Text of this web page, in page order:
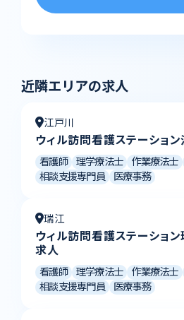
近隣エリアの求人
江戸川
ウィル訪問看護ステーショ
看護師 理学療法士 作業療法士
相談支援専門員
医療事務
瑞江
ウィル訪問看護ステーショ
求人
看護師 理学療法士 作業療法士
相談支援専門員
医療事務